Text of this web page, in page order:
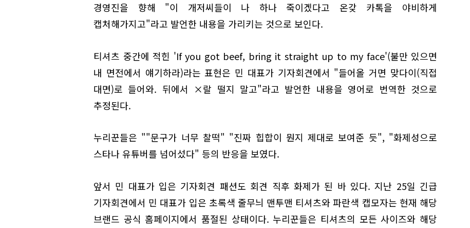
경영진을 향해 "이 개저씨들이 나 하나 죽이겠다고 온갖 카톡을 야비하게
캡처해가지고"라고 발언한 내용을 가리키는 것으로 보인다.
티셔츠 중간에 적힌 'If you got beef, bring it straight up to my face'(불만 있으면
내 면전에서 얘기하라)라는 표현은 민 대표가 기자회견에서 "들어올 거면 맞다이(직접
대면)로 들어와. 뒤에서 ×랄 떨지 말고"라고 발언한 내용을 영어로 번역한 것으로
추정된다.
누리꾼들은 ""문구가 너무 찰떡" "진짜 힙합이 뭔지 제대로 보여준 듯", "화제성으로
스타나 유튜버를 넘어섰다" 등의 반응을 보였다.
앞서 민 대표가 입은 기자회견 패션도 회견 직후 화제가 된 바 있다. 지난 25일 긴급
기자회견에서 민 대표가 입은 초록색 줄무늬 맨투맨 티셔츠와 파란색 캡모자는 현재 해당
브랜드 공식 홈페이지에서 품절된 상태이다. 누리꾼들은 티셔츠의 모든 사이즈와 해당